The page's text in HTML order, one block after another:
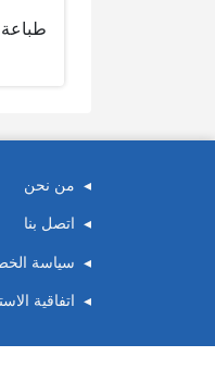
من نحن
اتصل بنا
سياسة
اتفاقية